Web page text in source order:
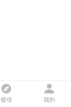
發現 我的